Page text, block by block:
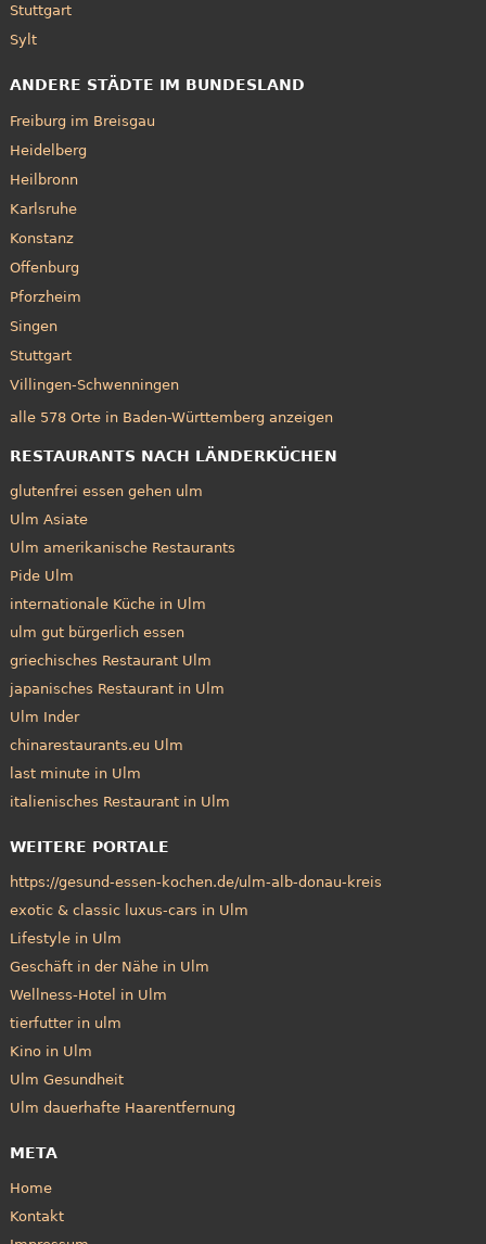
Stuttgart
Sylt
ANDERE STÄDTE IM BUNDESLAND
Freiburg im Breisgau
Heidelberg
Heilbronn
Karlsruhe
Konstanz
Offenburg
Pforzheim
Singen
Stuttgart
Villingen-Schwenningen
alle 578 Orte in Baden-Württemberg anzeigen
RESTAURANTS NACH LÄNDERKÜCHEN
glutenfrei essen gehen ulm
Ulm Asiate
Ulm amerikanische Restaurants
Pide Ulm
internationale Küche in Ulm
ulm gut bürgerlich essen
griechisches Restaurant Ulm
japanisches Restaurant in Ulm
Ulm Inder
chinarestaurants.eu Ulm
last minute in Ulm
italienisches Restaurant in Ulm
WEITERE PORTALE
https://gesund-essen-kochen.de/ulm-alb-donau-kreis
exotic & classic luxus-cars in Ulm
Lifestyle in Ulm
Geschäft in der Nähe in Ulm
Wellness-Hotel in Ulm
tierfutter in ulm
Kino in Ulm
Ulm Gesundheit
Ulm dauerhafte Haarentfernung
META
Home
Kontakt